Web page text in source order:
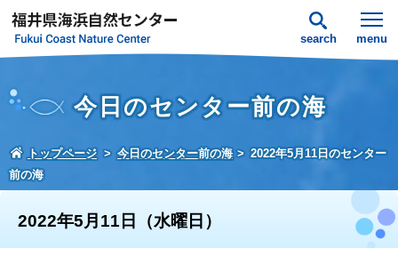
search menu
今日のセンター前の海
トップページ 今日のセンター前の海
2022年5月11日のセンター
前の海
2022年5月11日（水曜日）